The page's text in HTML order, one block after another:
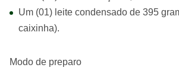
Um (01) leite condensado de 395
caixinha).
Modo de preparo